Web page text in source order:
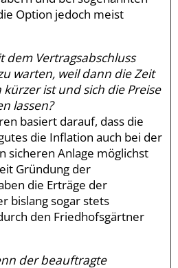
Option jedoch meist
dem Vertragsabschluss
warten, weil dann die Zeit
ist und sich die Preise
lassen?
basiert darauf, dass die
die Inflation auch bei der
sicheren Anlage möglichst
Gründung der
die Erträge der
bislang sogar stets
den Friedhofsgärtner
der beauftragte